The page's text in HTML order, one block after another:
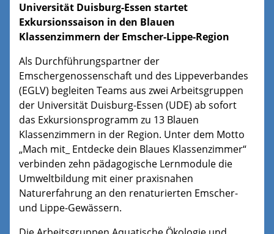
Universität Duisburg-Essen startet
Exkursionssaison in den Blauen
Klassenzimmern der Emscher-Lippe-Region
Als Durchführungspartner der
Emschergenossenschaft und des Lippeverbandes
(EGLV) begleiten Teams aus zwei Arbeitsgruppen
der Universität Duisburg-Essen (UDE) ab sofort
das Exkursionsprogramm zu 13 Blauen
Klassenzimmern in der Region. Unter dem Motto
„Mach mit_ Entdecke dein Blaues Klassenzimmer“
verbinden zehn pädagogische Lernmodule die
Umweltbildung mit einer praxisnahen
Naturerfahrung an den renaturierten Emscher-
und Lippe-Gewässern.